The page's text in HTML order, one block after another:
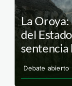
La
del
Debate abierto